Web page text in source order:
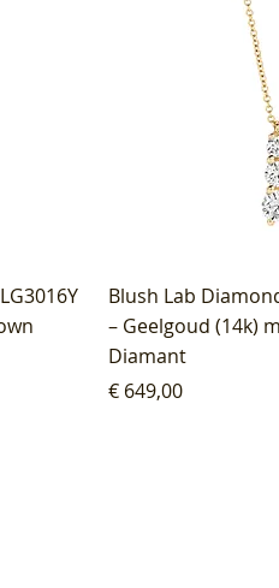
Blush Lab
– Geelgoud (14k)
Diamant
Prijs
€ 649,00